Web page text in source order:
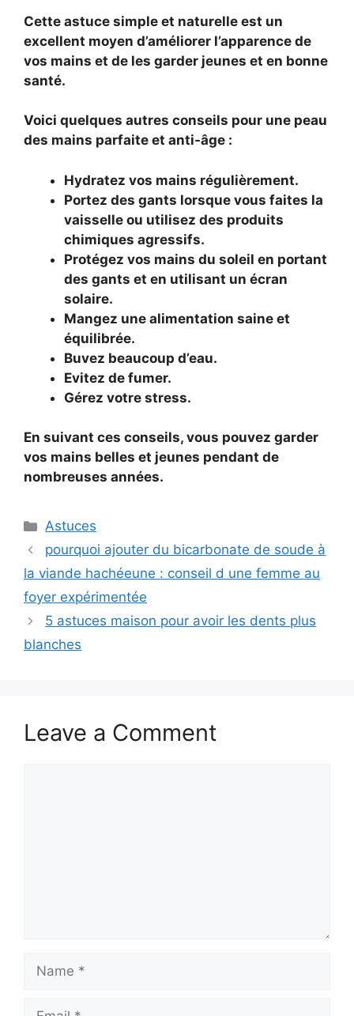
Cette astuce simple et naturelle est un
excellent moyen d’améliorer l’apparence de
vos mains et de les garder jeunes et en bonne
santé.
Voici quelques autres conseils pour une peau
des mains parfaite et anti-âge :
Hydratez vos mains régulièrement.
Portez des gants lorsque vous faites la
vaisselle ou utilisez des produits
chimiques agressifs.
Protégez vos mains du soleil en portant
des gants et en utilisant un écran
solaire.
Mangez une alimentation saine et
équilibrée.
Buvez beaucoup d’eau.
Evitez de fumer.
Gérez votre stress.
En suivant ces conseils, vous pouvez garder
vos mains belles et jeunes pendant de
nombreuses années.
Categories
Astuces
pourquoi ajouter du bicarbonate de soude à
la viande hachéeune : conseil d une femme au
foyer expérimentée
5 astuces maison pour avoir les dents plus
blanches
Leave a Comment
Name
Email